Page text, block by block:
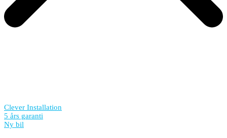
Clever Installation
5 års garanti
Ny bil